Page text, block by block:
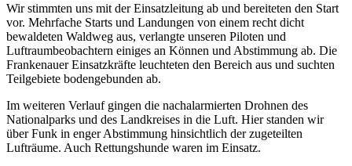
Wir stimmten uns mit der Einsatzleitung ab und bereiteten den Start
vor. Mehrfache Starts und Landungen von einem recht dicht
bewaldeten Waldweg aus, verlangte unseren Piloten und
Luftraumbeobachtern einiges an Können und Abstimmung ab. Die
Frankenauer Einsatzkräfte leuchteten den Bereich aus und suchten
Teilgebiete bodengebunden ab.
Im weiteren Verlauf gingen die nachalarmierten Drohnen des
Nationalparks und des Landkreises in die Luft. Hier standen wir
über Funk in enger Abstimmung hinsichtlich der zugeteilten
Lufträume. Auch Rettungshunde waren im Einsatz.